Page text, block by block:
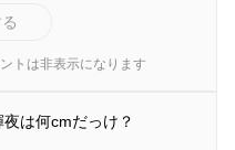
トは非表示になります
は何cmだっけ？